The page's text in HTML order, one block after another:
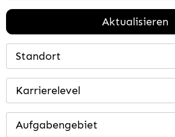
Aktualisieren
Standort
Karrierelevel
Aufgabengebiet